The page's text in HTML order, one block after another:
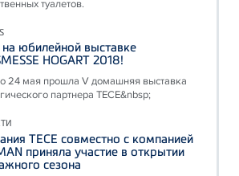
туалетов.
юбилейной выставке
HOGART 2018!
24 мая прошла V домашняя выставка
партнера ТЕСЕ&nbsp;
ТЕСЕ совместно с компанией
приняла участие в открытии
сезона